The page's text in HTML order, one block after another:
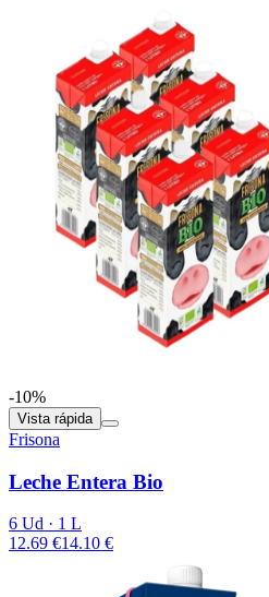
-10%
Vista rápida
Frisona
Leche Entera Bio
6 Ud · 1 L
12.69 €14.10 €